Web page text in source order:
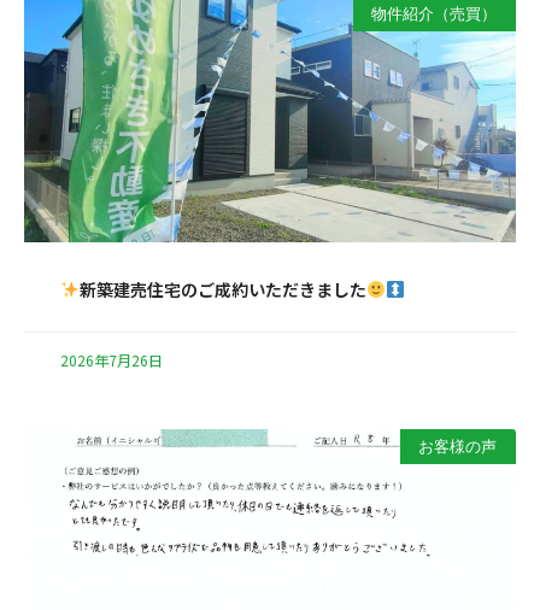
物件紹介（売買）
新築建売住宅のご成約いただきました
2026年7月26日
お客様の声